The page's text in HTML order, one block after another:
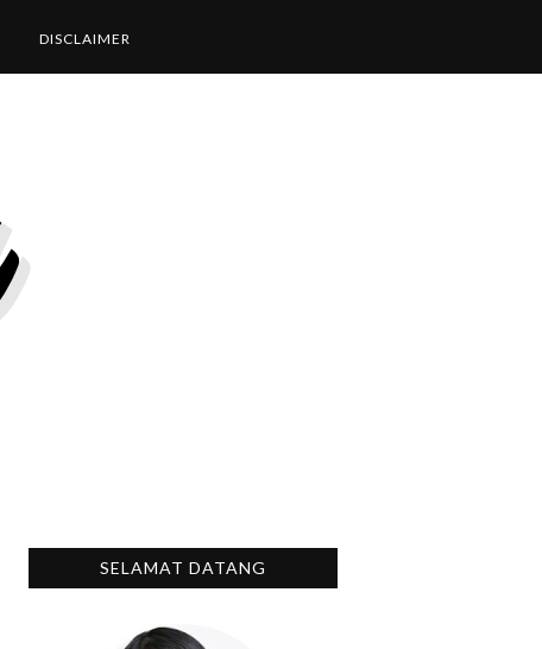
DISCLAIMER
SELAMAT DATANG